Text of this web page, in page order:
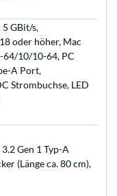
5 GBit/s,
oder höher, Mac
64/10/10-64, PC
A Port,
Strombuchse, LED
Gen 1 Typ-A
(Länge ca. 80 cm),